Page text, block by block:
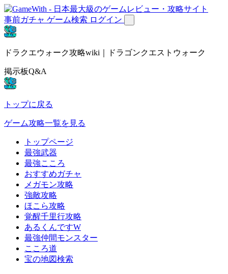
事前ガチャ ゲーム検索 ログイン
ドラクエウォーク攻略wiki｜ドラゴンクエストウォーク
掲示板Q&A
トップに戻る
ゲーム攻略一覧を見る
トップページ
最強武器
最強こころ
おすすめガチャ
メガモン攻略
強敵攻略
ほこら攻略
覚醒千里行攻略
あるくんですW
最強仲間モンスター
こころ道
宝の地図検索